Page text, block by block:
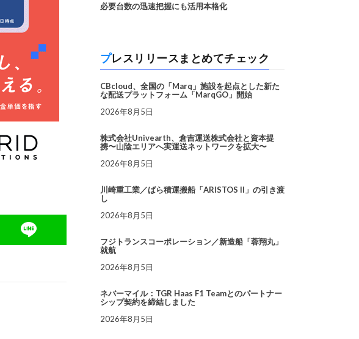
必要台数の迅速把握にも活用本格化
プレスリリースまとめてチェック
CBcloud、全国の「Marq」施設を起点とした新た
な配送プラットフォーム「MarqGO」開始
2026年8月5日
株式会社Univearth、倉吉運送株式会社と資本提
携〜山陰エリアへ実運送ネットワークを拡大〜
2026年8月5日
川崎重工業／ばら積運搬船「ARISTOS II」の引き渡
し
2026年8月5日
フジトランスコーポレーション／新造船「蓉翔丸」
就航
2026年8月5日
ネバーマイル：TGR Haas F1 Teamとのパートナー
シップ契約を締結しました
2026年8月5日